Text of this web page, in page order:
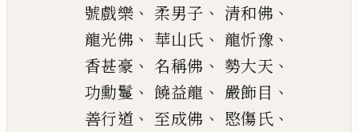
號戲樂 、 柔男子 、 清和佛 、
龍光佛 、 華山氏 、 龍忻豫 、
香甚豪 、 名稱佛 、 勢大天 、
功勳鬘 、 饒益龍 、 嚴飾目 、
善行道 、 至成佛 、 愍傷氏 、